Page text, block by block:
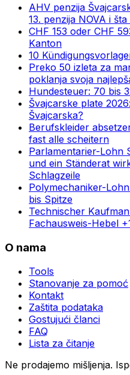
AHV penzija
13. penzija NOVA i
CHF 153 oder CHF
Kanton
10
Preko 50 izleta za
poklanja svoja
Hundesteuer: 70 bis
Švajcarske plate
Švajcarska?
Berufskleider
fast alle scheitern
Parlamentarier-Lohn
und ein Ständerat
Schlagzeile
Polymechaniker-
bis Spitze
Technischer
Fachausweis-Hebel
O nama
Tools
Stanovanje za pomoć
Kontakt
Zaštita podataka
Gostujući članci
FAQ
Lista za čitanje
Ne prodajemo mišljenja.